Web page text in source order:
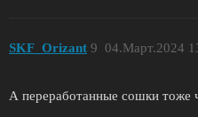
SKF_Orizant 04.Март.2024
9
А переработанные сошки тоже